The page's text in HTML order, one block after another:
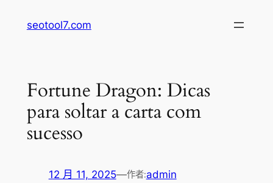
seotool7.com
Fortune Dragon: Dicas
para soltar a carta com
sucesso
12 月 11, 2025—作者:admin